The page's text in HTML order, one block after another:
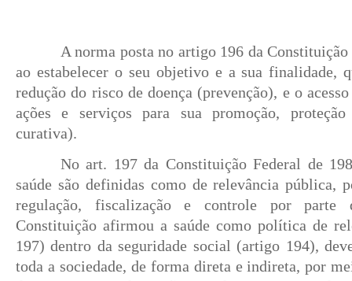
A norma posta no artigo 196 da
ao estabelecer o seu objetivo e a sua finalidade,
redução do risco de doença (prevenção), e o
ações e serviços para sua promoção, proteção
curativa).
No art. 197 da Constituição Federal de
saúde são definidas como de relevância pública,
regulação, fiscalização e controle por
Constituição afirmou a saúde como política de
197) dentro da seguridade social (artigo 194),
toda a sociedade, de forma direta e indireta, por